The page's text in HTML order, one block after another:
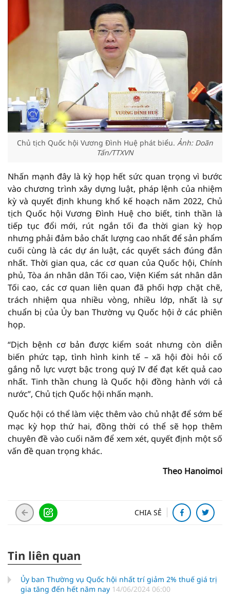
Chủ tịch Quốc hội Vương Đình Huệ phát biểu. Ảnh: Doãn
Tấn/TTXVN
Nhấn mạnh đây là kỳ họp hết sức quan trọng vì bước
vào chương trình xây dựng luật, pháp lệnh của nhiệm
kỳ và quyết định khung khổ kế hoạch năm 2022, Chủ
tịch Quốc hội Vương Đình Huệ cho biết, tinh thần là
tiếp tục đổi mới, rút ngắn tối đa thời gian kỳ họp
nhưng phải đảm bảo chất lượng cao nhất để sản phẩm
cuối cùng là các dự án luật, các quyết sách đúng đắn
nhất. Thời gian qua, các cơ quan của Quốc hội, Chính
phủ, Tòa án nhân dân Tối cao, Viện Kiểm sát nhân dân
Tối cao, các cơ quan liên quan đã phối hợp chặt chẽ,
trách nhiệm qua nhiều vòng, nhiều lớp, nhất là sự
chuẩn bị của Ủy ban Thường vụ Quốc hội ở các phiên
họp.
“Dịch bệnh cơ bản được kiểm soát nhưng còn diễn
biến phức tạp, tình hình kinh tế – xã hội đòi hỏi cố
gắng nỗ lực vượt bậc trong quý IV để đạt kết quả cao
nhất. Tinh thần chung là Quốc hội đồng hành với cả
nước”, Chủ tịch Quốc hội nhấn mạnh.
Quốc hội có thể làm việc thêm vào chủ nhật để sớm bế
mạc kỳ họp thứ hai, đồng thời có thể sẽ họp thêm
chuyên đề vào cuối năm để xem xét, quyết định một số
vấn đề quan trọng khác.
Theo Hanoimoi
CHIA SẺ
Tin liên quan
Ủy ban Thường vụ Quốc hội nhất trí giảm 2% thuế giá trị
gia tăng đến hết năm nay 14/06/2024 06:00